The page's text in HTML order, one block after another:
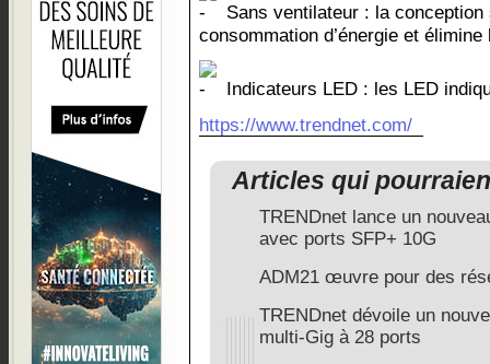
Sans ventilateur : la
consommation d’énergie et
Indicateurs LED : les LED
https://www.trendnet.com/
Articles qui
TRENDnet lance un
avec ports SFP+ 10G
ADM21 œuvre pour des
TRENDnet dévoile un
multi-Gig à 28 ports